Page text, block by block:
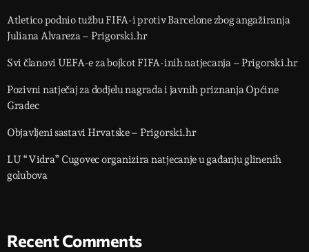
Atletico podnio tužbu FIFA-i protiv Barcelone zbog angažiranja
Juliana Alvareza – Prigorski.hr
Svi članovi UEFA-e za bojkot FIFA-inih natjecanja – Prigorski.hr
Pozivni natječaj za dodjelu nagrada i javnih priznanja Općine
Gradec
Objavljeni sastavi Hrvatske – Prigorski.hr
LU “Vidra” Cugovec organizira natjecanje u gađanju glinenih
golubova
Recent Comments